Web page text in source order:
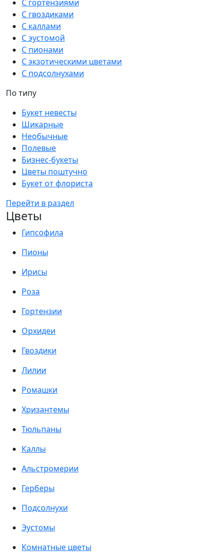
С гортензиями
С гвоздиками
С каллами
С эустомой
С пионами
С экзотическими цветами
С подсолнухами
По типу
Букет невесты
Шикарные
Необычные
Полевые
Бизнес-букеты
Цветы поштучно
Букет от флориста
Перейти в раздел
Цветы
Гипсофила
Пионы
Ирисы
Роза
Гортензии
Орхидеи
Гвоздики
Лилии
Ромашки
Хризантемы
Тюльпаны
Каллы
Альстромерии
Герберы
Подсолнухи
Эустомы
Комнатные цветы